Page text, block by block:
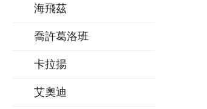
海飛茲
喬許葛洛班
卡拉揚
艾奧迪